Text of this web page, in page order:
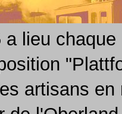
a lieu
artisans